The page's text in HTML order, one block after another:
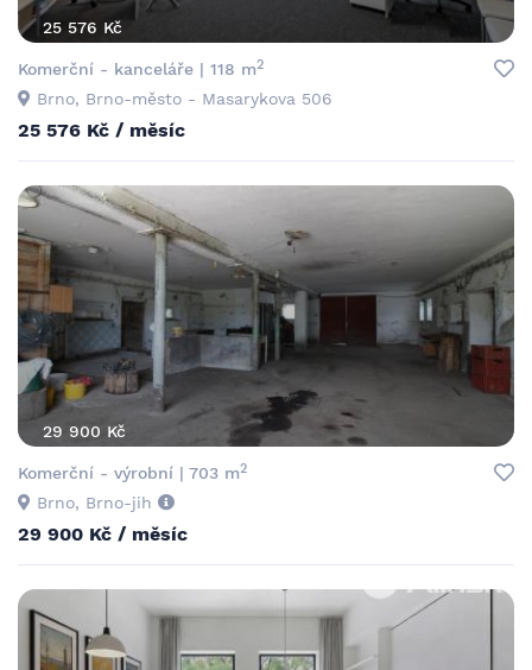
25 576 Kč
Komerční - kanceláře | 118 m2
Brno, Brno-město - Masarykova 506
25 576 Kč / měsíc
29 900 Kč
Komerční - výrobní | 703 m2
Brno, Brno-jih
29 900 Kč / měsíc